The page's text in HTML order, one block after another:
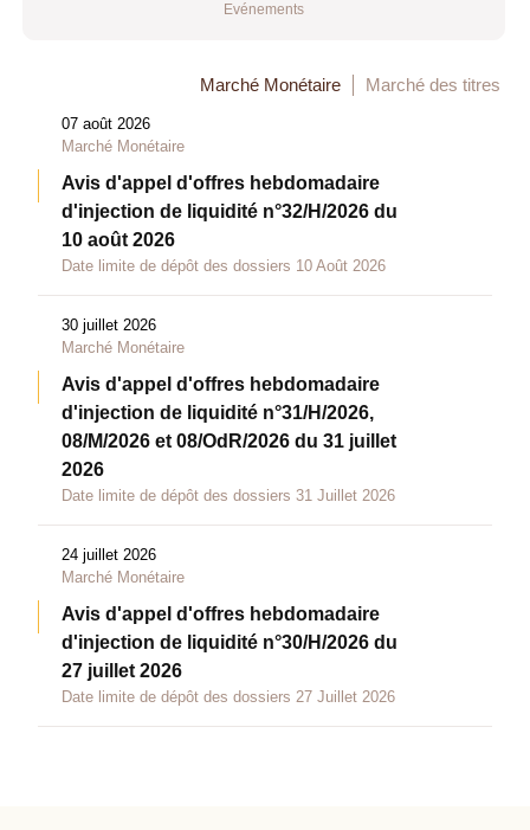
Evénements
Marché Monétaire Marché des titres
07 août 2026
Marché Monétaire
Avis d'appel d'offres hebdomadaire
d'injection de liquidité n°32/H/2026 du
10 août 2026
Date limite de dépôt des dossiers 10 Août 2026
30 juillet 2026
Marché Monétaire
Avis d'appel d'offres hebdomadaire
d'injection de liquidité n°31/H/2026,
08/M/2026 et 08/OdR/2026 du 31 juillet
2026
Date limite de dépôt des dossiers 31 Juillet 2026
24 juillet 2026
Marché Monétaire
Avis d'appel d'offres hebdomadaire
d'injection de liquidité n°30/H/2026 du
27 juillet 2026
Date limite de dépôt des dossiers 27 Juillet 2026